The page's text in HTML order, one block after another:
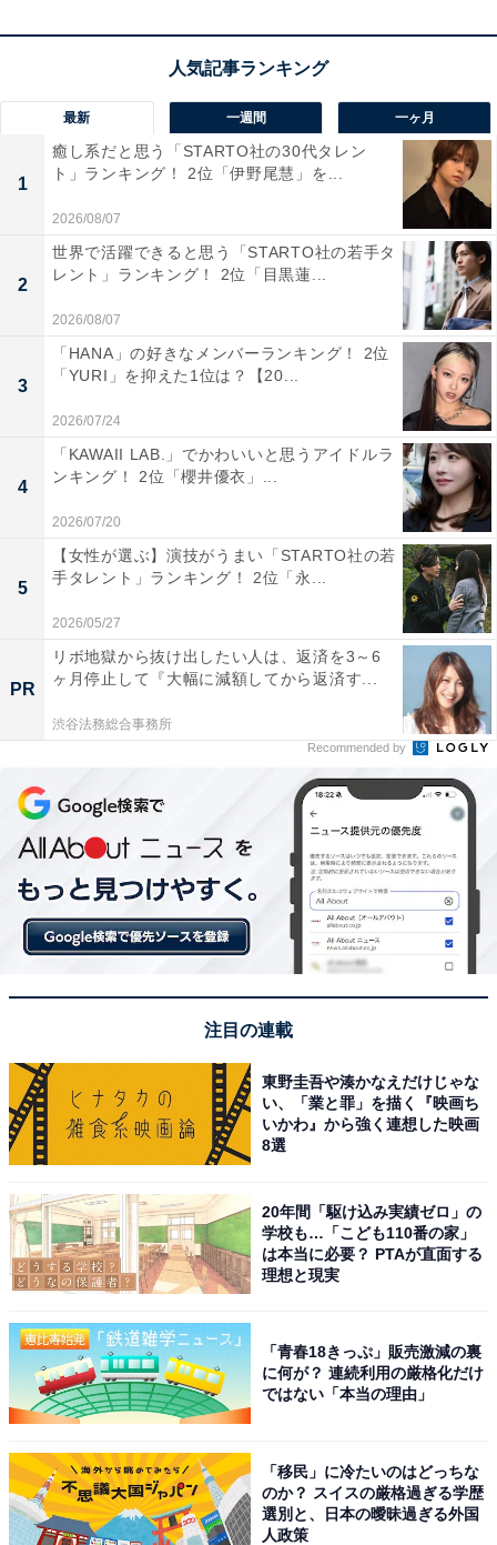
同率1位：竜谷の滝／46票
智頭町に位置する「竜谷の滝」は、杉の精霊を祭る杉神
社の参道奥にあり、古くから信仰の場として親しまれて
きた名所です。黒い岩肌を滑り落ちる白い水流が、静ま
り返った雪景色の中で力強く響き渡り、訪れる人を日常
から切り離された清らかな心地へと誘います。
回答者からは「印象に残りそうな滝で良いから」（60代
女性／北海道）、「杉に囲まれた滝で冬に見ると素晴ら
しい景色を見せてくれそう」（40代男性／兵庫県）、
「冬季に凍結し、氷瀑となる姿が幻想的で見応えがある
から」（40代男性／静岡県）といった声が集まりまし
同率1位：大山滝／46票
大山隠岐国立公園内にある「大山滝」は、かつて三段、
現在は二段で流れ落ちる落差42メートルの名瀑です。日
上げる滝の姿は、まさに大山随一の景観と呼ぶにふさわ
しい迫力です。
えの名瀑。冬は周囲のブナ林が真っ白に雪化粧し、落差
42mの豪快な水流が雪の世界を切り裂くような圧倒的な
存在感を放ちます」（50代女性／東京都）、「雪景色と
最新 一週間 一ヶ月
1
癒し系だと思う「STARTO社の30代タレン
ト」ランキング！ 2位「伊野尾慧」を...
2026/08/07
2
世界で活躍できると思う「STARTO社の若手タ
レント」ランキング！ 2位「目黒蓮...
2026/08/07
3
「HANA」の好きなメンバーランキング！ 2位
「YURI」を抑えた1位は？【20...
2026/07/24
4
「KAWAII LAB.」でかわいいと思うアイドルラ
ンキング！ 2位「櫻井優衣」...
2026/07/20
5
【女性が選ぶ】演技がうまい「STARTO社の若
手タレント」ランキング！ 2位「永...
2026/05/27
PR
リボ地獄から抜け出したい人は、返済を3～6
ヶ月停止して『大幅に減額してから返済す...
渋谷法務総合事務所
Recommended by
注目の連載
東野圭吾や湊かなえだけじゃな
い、「業と罪」を描く『映画ち
いかわ』から強く連想した映画
8選
20年間「駆け込み実績ゼロ」の
学校も…「こども110番の家」
は本当に必要？ PTAが直面する
理想と現実
「青春18きっぷ」販売激減の裏
に何が？ 連続利用の厳格化だけ
ではない「本当の理由」
「移民」に冷たいのはどっちな
のか？ スイスの厳格過ぎる学歴
選別と、日本の曖昧過ぎる外国
人政策